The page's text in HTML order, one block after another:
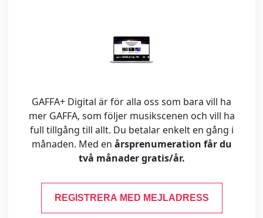
GAFFA+ Digital är för alla oss som bara vill ha
mer GAFFA, som följer musikscenen och vill ha
full tillgång till allt. Du betalar enkelt en gång i
månaden. Med en årsprenumeration får du
två månader gratis/år.
REGISTRERA MED MEJLADRESS